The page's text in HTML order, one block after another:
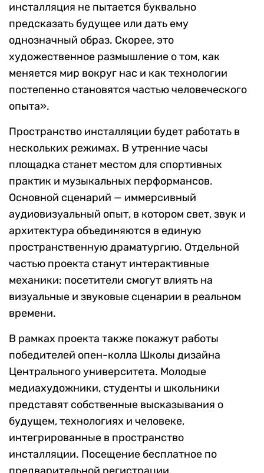
инсталляция не пытается буквально
предсказать будущее или дать ему
однозначный образ. Скорее, это
художественное размышление о том, как
меняется мир вокруг нас и как технологии
постепенно становятся частью человеческого
опыта».
Пространство инсталляции будет работать в
нескольких режимах. В утренние часы
площадка станет местом для спортивных
практик и музыкальных перформансов.
Основной сценарий — иммерсивный
аудиовизуальный опыт, в котором свет, звук и
архитектура объединяются в единую
пространственную драматургию. Отдельной
частью проекта станут интерактивные
механики: посетители смогут влиять на
визуальные и звуковые сценарии в реальном
времени.
В рамках проекта также покажут работы
победителей опен-колла Школы дизайна
Центрального университета. Молодые
медиахудожники, студенты и школьники
представят собственные высказывания о
будущем, технологиях и человеке,
интегрированные в пространство
инсталляции. Посещение бесплатное по